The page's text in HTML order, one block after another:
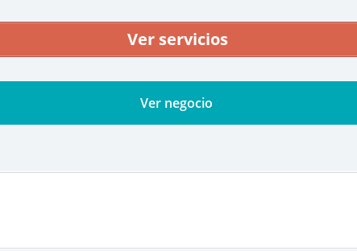
Ver servicios
Ver negocio